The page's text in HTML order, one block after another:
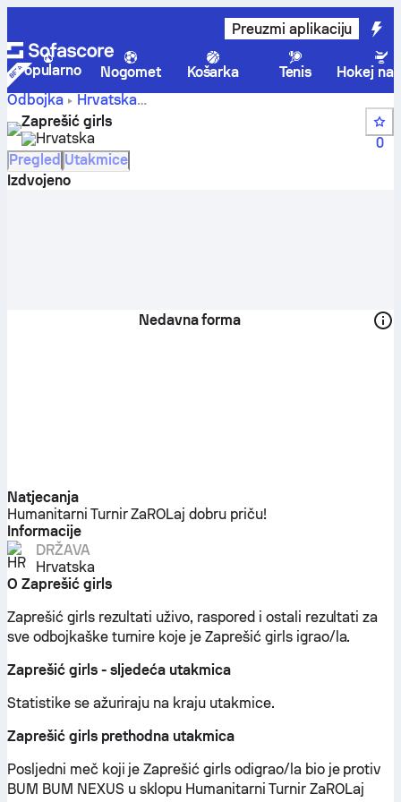
Preuzmi aplikaciju
Popularno Nogomet Košarka Tenis
Hokej na
Odbojka
Hrvatska
Humanitarni Turnir ZaROLaj dobru priču!
Zaprešić girls
- rezultati uživo, raspored, utakmice i poredak | Sofascore
Zaprešić girls
Hrvatska
0
Pregled Utakmice
Izdvojeno
Nedavna forma
Natjecanja
Humanitarni Turnir ZaROLaj dobru priču!
Informacije
DRŽAVA
Hrvatska
O Zaprešić girls
Zaprešić girls rezultati uživo, raspored i ostali rezultati za
sve odbojkaške turnire koje je Zaprešić girls igrao/la.
Zaprešić girls - sljedeća utakmica
Statistike se ažuriraju na kraju utakmice.
Zaprešić girls prethodna utakmica
Posljedni meč koji je Zaprešić girls odigrao/la bio je protiv
BUM BUM NEXUS u sklopu Humanitarni Turnir ZaROLaj